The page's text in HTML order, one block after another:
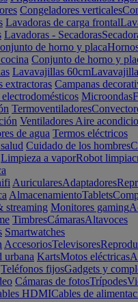
Congeladores verticales
Lavadoras de carga frontal
Lavadoras - Secadoras
de horno y placa
Conjunto de horno y
Lavavajillas 60cm
extractoras Campanas
Microondas
Termoventiladores
Ventiladores Aire
de agua Termos eléctricos
Cuidado de los hombres
Limpieza a vaporRobot
AuricularesAdaptadores
AlmacenamientoTablets
streaming Monitores gaming
TimbresCámarasAltavoces
Smartwatches
AccesoriosTelevisores
urbana KartsMotos eléctricas
Teléfonos fijosGadgets y
Cámaras de fotosTrípodes
HDMICables de